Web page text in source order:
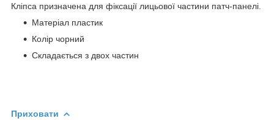
Кліпса призначена для фіксації лицьової частини патч-панелі.
Матеріал пластик
Колір чорний
Складається з двох частин
Приховати